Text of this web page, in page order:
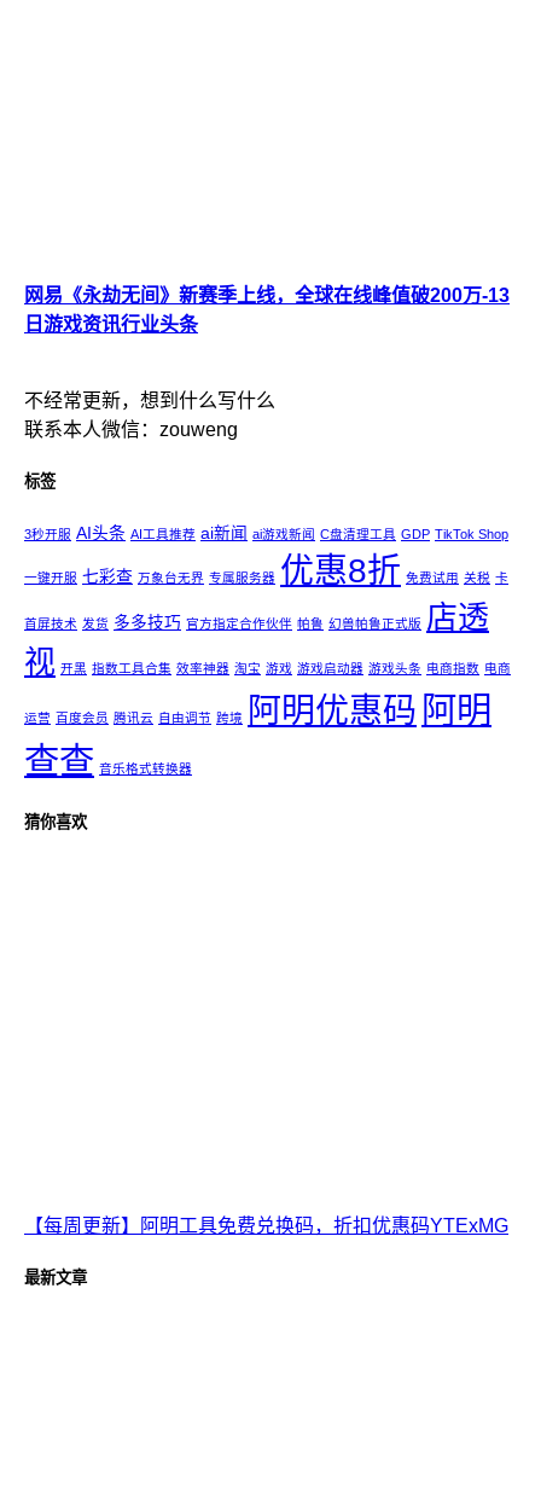
网易《永劫无间》新赛季上线，全球在线峰值破200万-13
日游戏资讯行业头条
不经常更新，想到什么写什么
联系本人微信：zouweng
标签
3秒开服 AI头条 AI工具推荐 ai新闻 ai游戏新闻 C盘清理工具 GDP TikTok Shop
一键开服 七彩查 万象台无界 专属服务器 优惠8折 免费试用 关税 卡
首屏技术 发货 多多技巧 官方指定合作伙伴 帕鲁 幻兽帕鲁正式版 店透
视 开黑 指数工具合集 效率神器 淘宝 游戏 游戏启动器 游戏头条 电商指数 电商
运营 百度会员 腾讯云 自由调节 跨境 阿明优惠码 阿明
查查 音乐格式转换器
猜你喜欢
【每周更新】阿明工具免费兑换码，折扣优惠码YTExMG
最新文章